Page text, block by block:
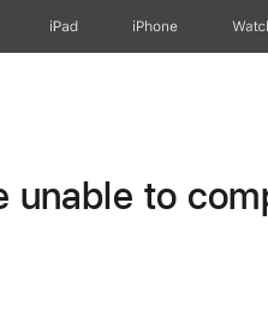
iPad iPhone
unable to